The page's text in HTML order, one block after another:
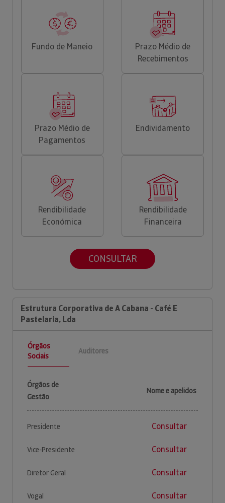
Fundo de Maneio
Prazo Médio de
Recebimentos
Prazo Médio de
Pagamentos
Endividamento
Rendibilidade
Económica
Rendibilidade
Financeira
CONSULTAR
Estrutura Corporativa de A Cabana - Café E
Pastelaria, Lda
Órgãos
Sociais
Auditores
Órgãos de
Gestão
Nome e apelidos
Presidente Consultar
Vice-Presidente Consultar
Diretor Geral Consultar
Vogal Consultar